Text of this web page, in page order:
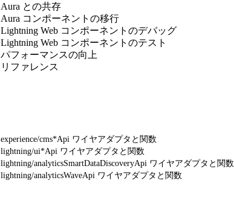
Aura との共存
Aura コンポーネントの移行
Lightning Web コンポーネントのデバッグ
Lightning Web コンポーネントのテスト
パフォーマンスの向上
リファレンス
experience/cms*Api ワイヤアダプタと関数
lightning/ui*Api ワイヤアダプタと関数
lightning/analyticsSmartDataDiscoveryApi ワイヤアダプタと関数
lightning/analyticsWaveApi ワイヤアダプタと関数